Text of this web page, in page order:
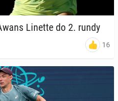
Linette do 2. rundy
16